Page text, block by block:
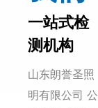
一站式检
测机构
山东朗誉圣照
明有限公司 公